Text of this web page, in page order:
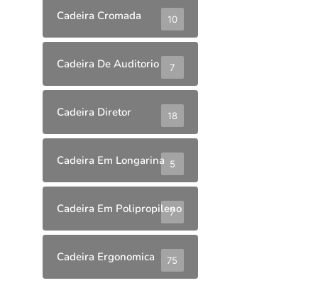
Cadeira Cromada 10
Cadeira De Auditorio 7
Cadeira Diretor 18
Cadeira Em Longarina 5
Cadeira Em Polipropileno
7
Cadeira Ergonomica 75